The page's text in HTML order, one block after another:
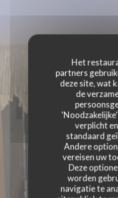
Het
partners
deze site, wat
de
verplicht
standaard
Andere
vereisen uw
Deze
worden
navigatie te